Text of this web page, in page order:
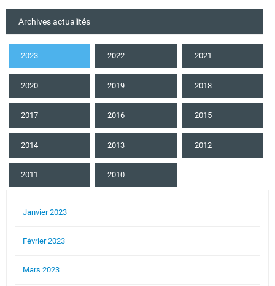
Archives actualités
2023 2022 2021
2020 2019 2018
2017 2016 2015
2014 2013 2012
2011 2010
Janvier 2023
Février 2023
Mars 2023